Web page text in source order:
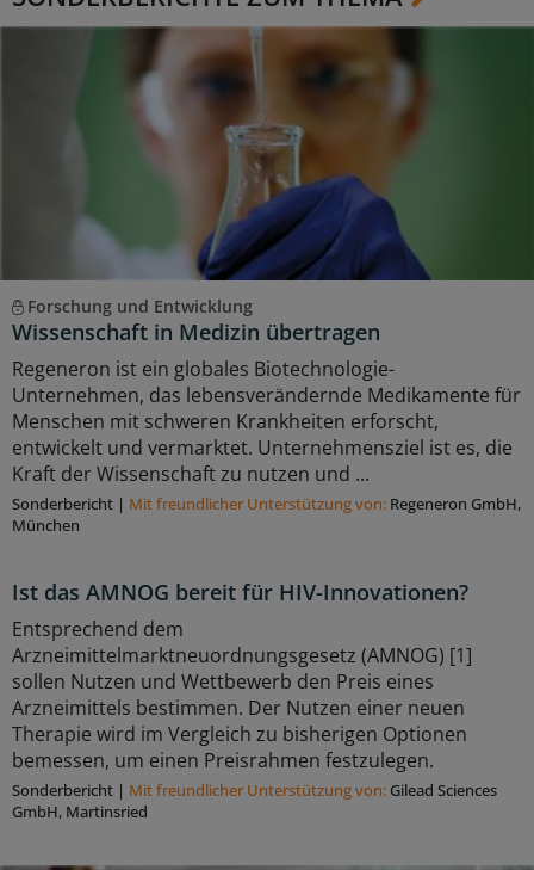
Forschung und Entwicklung
Wissenschaft in Medizin übertragen
Regeneron ist ein globales Biotechnologie-
Unternehmen, das lebensverändernde Medikamente für
Menschen mit schweren Krankheiten erforscht,
entwickelt und vermarktet. Unternehmensziel ist es, die
Kraft der Wissenschaft zu nutzen und ...
Sonderbericht | Mit freundlicher Unterstützung von: Regeneron GmbH,
München
Ist das AMNOG bereit für HIV-Innovationen?
Entsprechend dem
Arzneimittelmarktneuordnungsgesetz (AMNOG) [1]
sollen Nutzen und Wettbewerb den Preis eines
Arzneimittels bestimmen. Der Nutzen einer neuen
Therapie wird im Vergleich zu bisherigen Optionen
bemessen, um einen Preisrahmen festzulegen.
Sonderbericht | Mit freundlicher Unterstützung von: Gilead Sciences
GmbH, Martinsried